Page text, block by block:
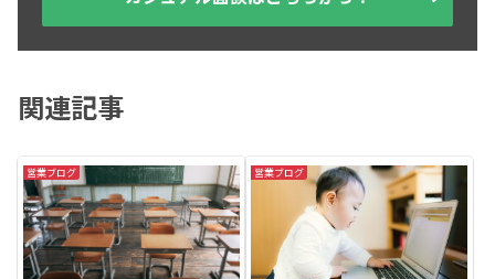
関連記事
営業ブログ 営業ブログ